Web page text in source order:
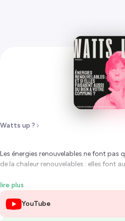
Watts up ?
Les énergies renouvelables ne font pas
de la chaleur renouvelables : elles font
Dans cet épisode, on s’appuie sur une
comprendre ce que rapportent vraiment
aux communes françaises. Éolien,
hydroélectricité… découvrez comment
lire plus
YouTube